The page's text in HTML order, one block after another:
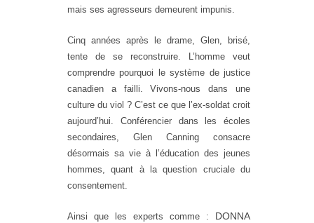
mais ses agresseurs demeurent impunis.
Cinq années après le drame, Glen, brisé,
tente de se reconstruire. L’homme veut
comprendre pourquoi le système de justice
canadien a failli. Vivons-nous dans une
culture du viol ? C’est ce que l’ex-soldat croit
aujourd’hui. Conférencier dans les écoles
secondaires, Glen Canning consacre
désormais sa vie à l’éducation des jeunes
hommes, quant à la question cruciale du
consentement.
Ainsi que les experts comme : DONNA